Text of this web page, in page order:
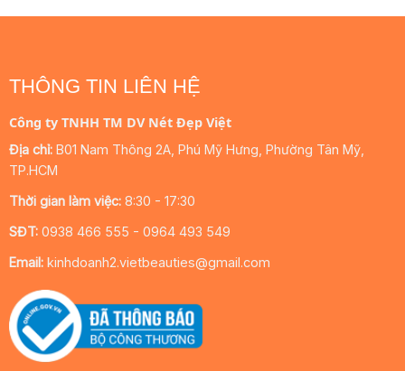
THÔNG TIN LIÊN HỆ
Công ty TNHH TM DV Nét Đẹp Việt
Địa chỉ: B01 Nam Thông 2A, Phú Mỹ Hưng, Phường Tân Mỹ,
TP.HCM
Thời gian làm việc:8:30 - 17:30
SĐT:0938 466 555 - 0964 493 549
Email:kinhdoanh2.vietbeauties@gmail.com